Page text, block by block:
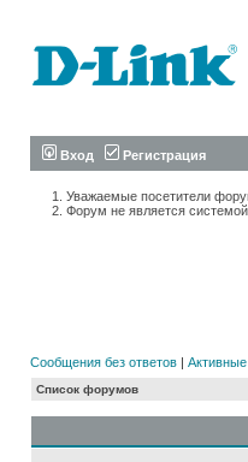
Вход Регистрация
Уважаемые посетители
Форум не является
Сообщения без ответов |
Список форумов